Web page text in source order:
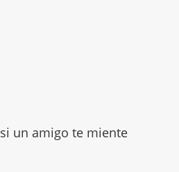
un amigo te miente